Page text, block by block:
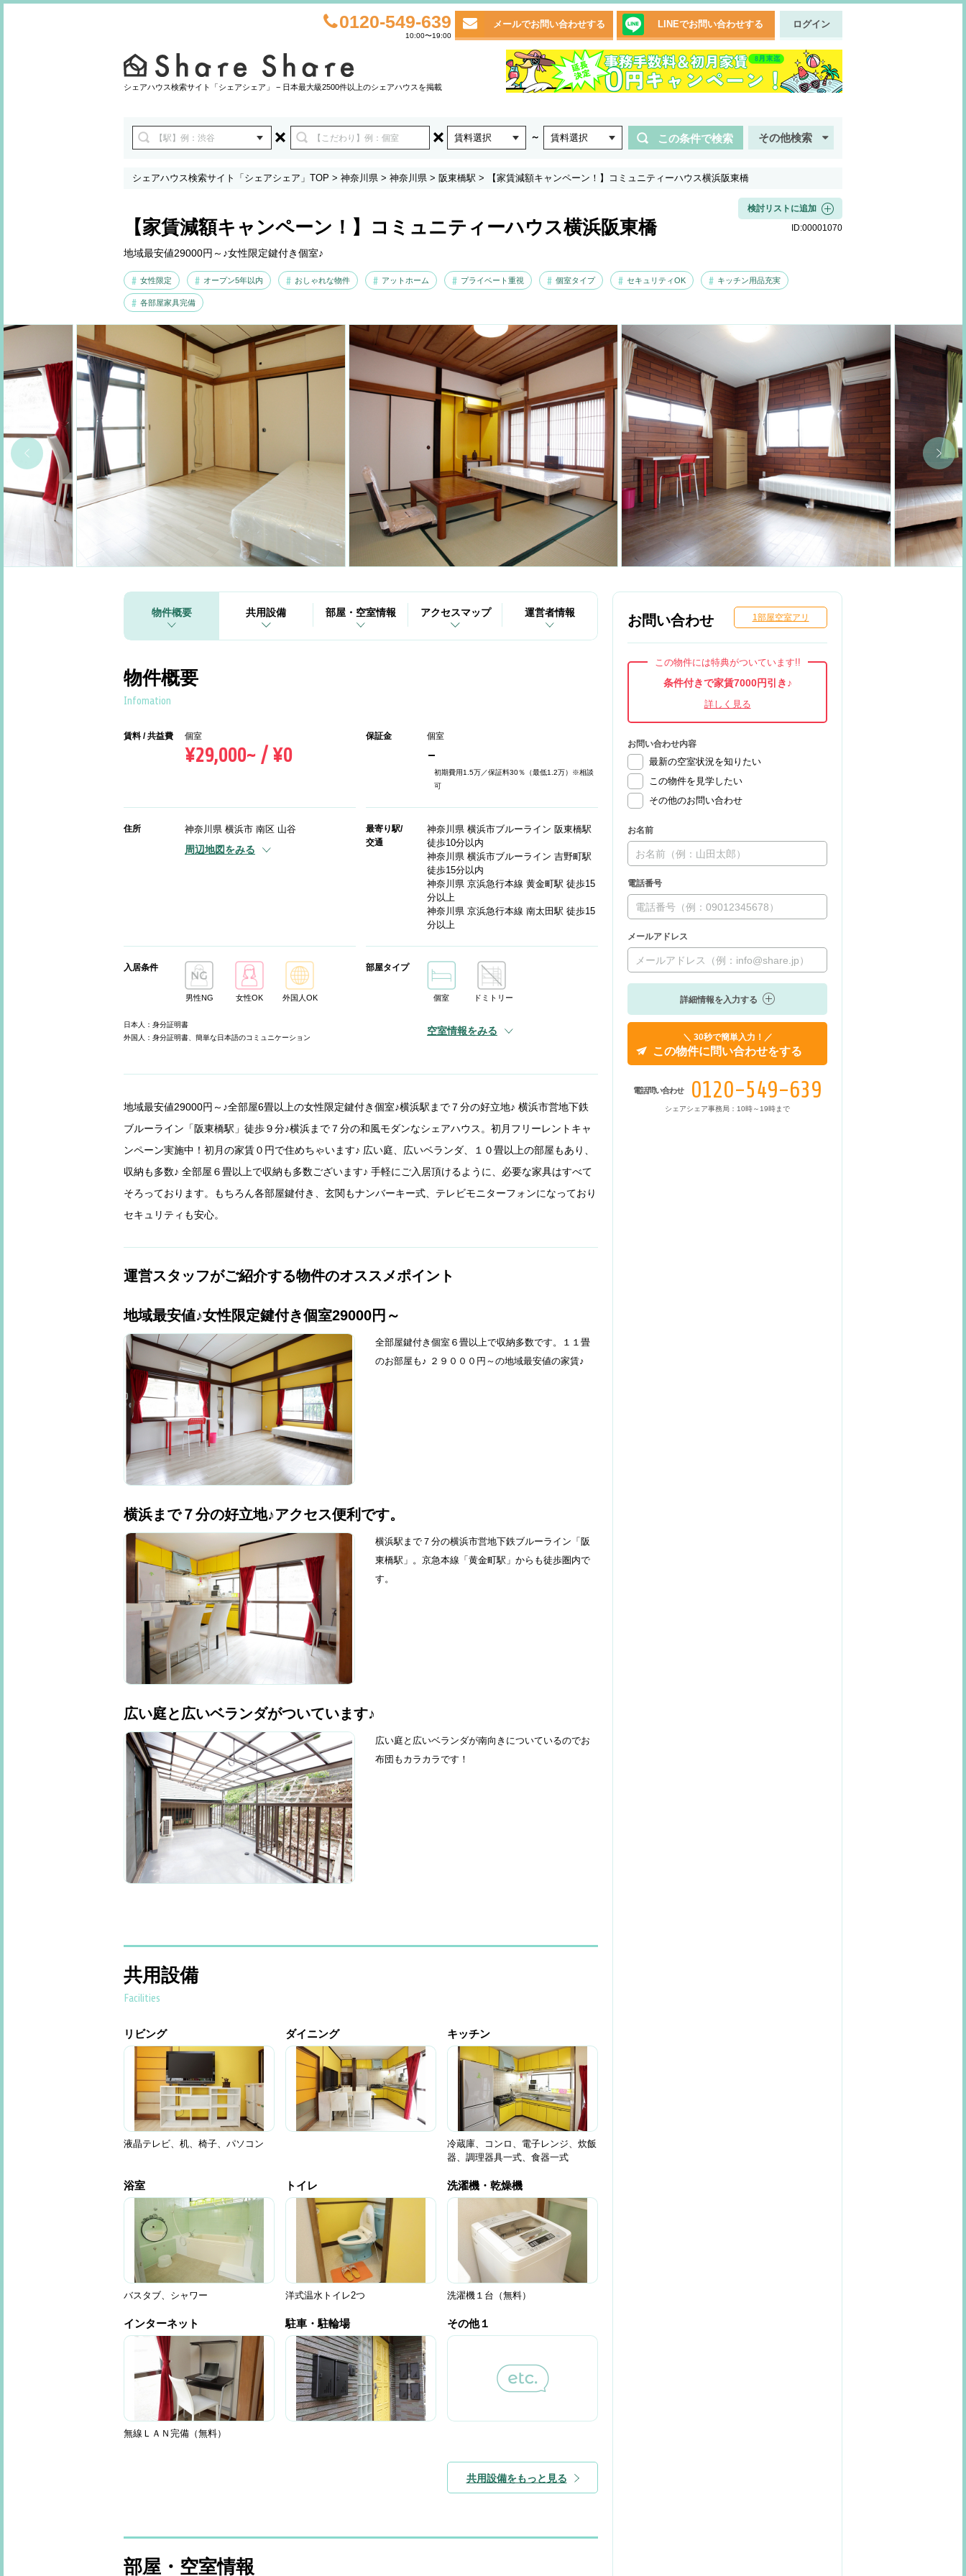
0120-549-639
10:00〜19:00
メールでお問い合わせする LINEでお問い合わせする ログイン
シェアハウス検索サイト「シェアシェア」 − 日本最大級2500件以上のシェアハウスを掲載
賃料選択 ～ 賃料選択 この条件で検索 その他検索
シェアハウス検索サイト「シェアシェア」TOP > 神奈川県 > 神奈川県 > 阪東橋駅 > 【家賃減額キャンペーン！】コミュニティーハウス横浜阪東橋
【家賃減額キャンペーン！】コミュニティーハウス横浜阪東橋
地域最安値29000円～♪女性限定鍵付き個室♪
女性限定 オープン5年以内 おしゃれな物件 アットホーム プライベート重視 個室タイプ セキュリティOK キッチン用品充実
各部屋家具完備
検討リストに追加
ID:00001070
物件概要 共用設備 部屋・空室情報 アクセスマップ 運営者情報
物件概要
Infomation
賃料 / 共益費 個室
¥29,000~ / ¥0
保証金 個室
-
初期費用1.5万／保証料30％（最低1.2万）※相談
可
住所 神奈川県 横浜市 南区 山谷
周辺地図をみる
最寄り駅/
交通
神奈川県 横浜市ブルーライン 阪東橋駅
徒歩10分以内
神奈川県 横浜市ブルーライン 吉野町駅
徒歩15分以内
神奈川県 京浜急行本線 黄金町駅 徒歩15
分以上
神奈川県 京浜急行本線 南太田駅 徒歩15
分以上
入居条件
男性NG 女性OK 外国人OK
日本人：身分証明書
外国人：身分証明書、簡単な日本語のコミュニケーション
部屋タイプ
個室 ドミトリー
空室情報をみる
地域最安値29000円～♪全部屋6畳以上の女性限定鍵付き個室♪横浜駅まで７分の好立地♪ 横浜市営地下鉄
ブルーライン「阪東橋駅」徒歩９分♪横浜まで７分の和風モダンなシェアハウス。初月フリーレントキャ
ンペーン実施中！初月の家賃０円で住めちゃいます♪ 広い庭、広いベランダ、１０畳以上の部屋もあり、
収納も多数♪ 全部屋６畳以上で収納も多数ございます♪ 手軽にご入居頂けるように、必要な家具はすべて
そろっております。もちろん各部屋鍵付き、玄関もナンバーキー式、テレビモニターフォンになっており
セキュリティも安心。
運営スタッフがご紹介する物件のオススメポイント
地域最安値♪女性限定鍵付き個室29000円～
全部屋鍵付き個室６畳以上で収納多数です。１１畳
のお部屋も♪ ２９０００円～の地域最安値の家賃♪
横浜まで７分の好立地♪アクセス便利です。
横浜駅まで７分の横浜市営地下鉄ブルーライン「阪
東橋駅」。京急本線「黄金町駅」からも徒歩圏内で
す。
広い庭と広いベランダがついています♪
広い庭と広いベランダが南向きについているのでお
布団もカラカラです！
共用設備
Facilities
リビング
液晶テレビ、机、椅子、パソコン
ダイニング キッチン
冷蔵庫、コンロ、電子レンジ、炊飯
器、調理器具一式、食器一式
浴室
バスタブ、シャワー
トイレ
洋式温水トイレ2つ
洗濯機・乾燥機
洗濯機１台（無料）
インターネット
無線ＬＡＮ完備（無料）
駐車・駐輪場 その他１
共用設備をもっと見る
部屋・空室情報
お問い合わせ 1部屋空室アリ
この物件には特典がついています!!
条件付きで家賃7000円引き♪
お問い合わせ内容
最新の空室状況を知りたい
この物件を見学したい
その他のお問い合わせ
お名前
電話番号
メールアドレス
詳細情報を入力する
＼ 30秒で簡単入力！／
この物件に問い合わせをする
電話問い合わせ 0120-549-639
シェアシェア事務局：10時～19時まで